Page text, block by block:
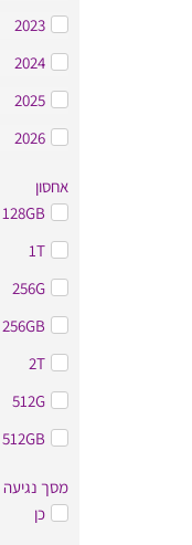
2023
2024
2025
2026
אחסון
128GB
1T
256G
256GB
2T
512G
512GB
מסך נגיעה
כן